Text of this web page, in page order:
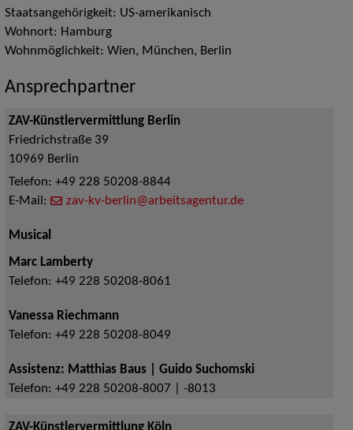
Staatsangehörigkeit: US-amerikanisch
Wohnort: Hamburg
Wohnmöglichkeit: Wien, München, Berlin
Ansprechpartner
ZAV-Künstlervermittlung Berlin
Friedrichstraße 39
10969 Berlin
Telefon: +49 228 50208-8844
E-Mail:
zav-kv-berlin@arbeitsagentur.de
Musical
Marc Lamberty
Telefon: +49 228 50208-8061
Vanessa Riechmann
Telefon: +49 228 50208-8049
Assistenz: Matthias Baus | Guido Suchomski
Telefon: +49 228 50208-8007 | -8013